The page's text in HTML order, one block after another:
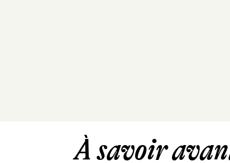
À savoir